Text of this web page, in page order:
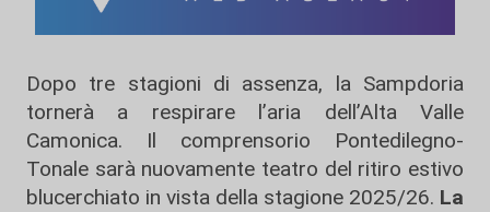
Dopo tre stagioni di assenza, la Sampdoria
tornerà a respirare l’aria dell’Alta Valle
Camonica. Il comprensorio Pontedilegno-
Tonale sarà nuovamente teatro del ritiro estivo
blucerchiato in vista della stagione 2025/26. La